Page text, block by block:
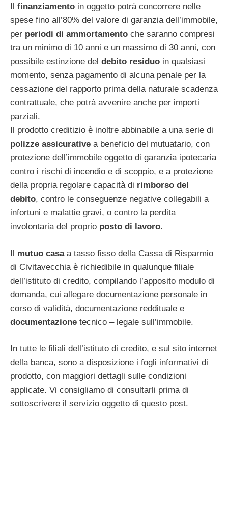
finanziamento in oggetto potrà concorrere nelle
spese fino all’80% del valore di garanzia dell’immobile,
per periodi di ammortamento che saranno compresi
tra un minimo di 10 anni e un massimo di 30 anni, con
possibile estinzione del debito residuo in qualsiasi
momento, senza pagamento di alcuna penale per la
cessazione del rapporto prima della naturale scadenza
contrattuale, che potrà avvenire anche per importi
parziali.
Il prodotto creditizio è inoltre abbinabile a una serie di
polizze assicurative a beneficio del mutuatario, con
protezione dell’immobile oggetto di garanzia ipotecaria
contro i rischi di incendio e di scoppio, e a protezione
della propria regolare capacità di rimborso del
debito, contro le conseguenze negative collegabili a
infortuni e malattie gravi, o contro la perdita
involontaria del proprio posto di lavoro.
Il mutuo casaa tasso fisso della Cassa di Risparmio
di Civitavecchia è richiedibile in qualunque filiale
dell’istituto di credito, compilando l’apposito modulo di
domanda, cui allegare documentazione personale in
corso di validità, documentazione reddituale e
documentazione tecnico – legale sull’immobile.
In tutte le filiali dell’istituto di credito, e sul sito internet
della banca, sono a disposizione i fogli informativi di
prodotto, con maggiori dettagli sulle condizioni
applicate. Vi consigliamo di consultarli prima di
sottoscrivere il servizio oggetto di questo post.